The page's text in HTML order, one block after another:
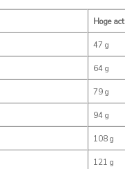
Hoge
47 g
64 g
79 g
94 g
108 g
121 g